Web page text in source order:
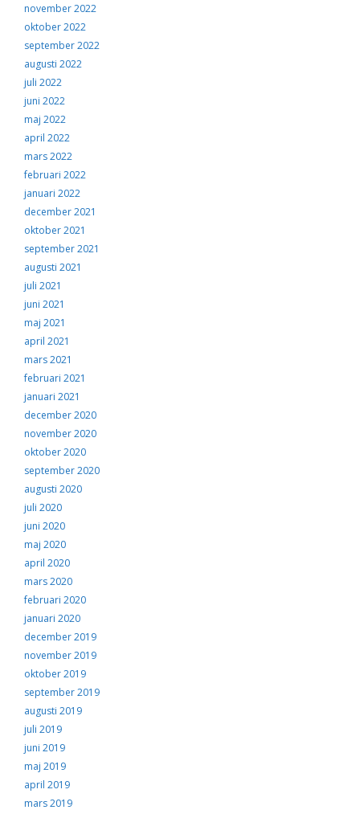
november 2022
oktober 2022
september 2022
augusti 2022
juli 2022
juni 2022
maj 2022
april 2022
mars 2022
februari 2022
januari 2022
december 2021
oktober 2021
september 2021
augusti 2021
juli 2021
juni 2021
maj 2021
april 2021
mars 2021
februari 2021
januari 2021
december 2020
november 2020
oktober 2020
september 2020
augusti 2020
juli 2020
juni 2020
maj 2020
april 2020
mars 2020
februari 2020
januari 2020
december 2019
november 2019
oktober 2019
september 2019
augusti 2019
juli 2019
juni 2019
maj 2019
april 2019
mars 2019